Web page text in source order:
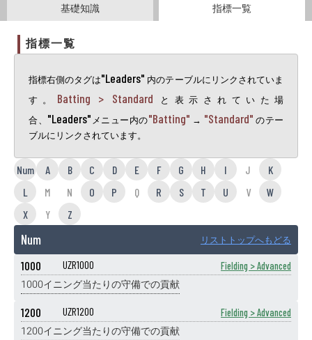
基礎知識 指標一覧
指標一覧
指標右側のタグは"Leaders" 内のテーブルにリンクされていま
す。 Batting > Standard と表示されていた場
合、 "Leaders"メニュー内の"Batting" → "Standard" のテー
ブルにリンクされています。
Num A B C D E F G H I J
K
L
M N O P Q R S T U V
W
X
Y Z
Num リストトップへもどる
1000 UZR1000 Fielding > Advanced
1000イニング当たりの守備での貢献
1200 UZR1200 Fielding > Advanced
1200イニング当たりの守備での貢献